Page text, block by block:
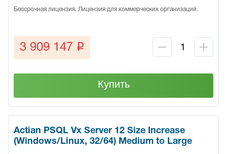
Бессрочная лицензия. Лицензия для коммерческих организаций.
3 909 147 q
Купить
Actian PSQL Vx Server 12 Size Increase
(Windows/Linux, 32/64) Medium to Large